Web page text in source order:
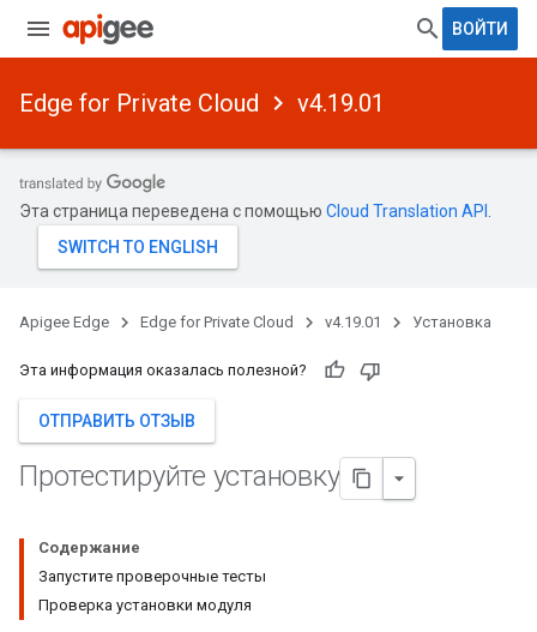
ВОЙТИ
Edge for Private Cloud v4.19.01
Эта страница переведена с помощью Cloud Translation API
Apigee Edge Edge for Private Cloud v4.19.01 Установка
Эта информация оказалась полезной?
ОТПРАВИТЬ ОТЗЫВ
Протестируйте установку
Содержание
Запустите проверочные тесты
Проверка установки модуля